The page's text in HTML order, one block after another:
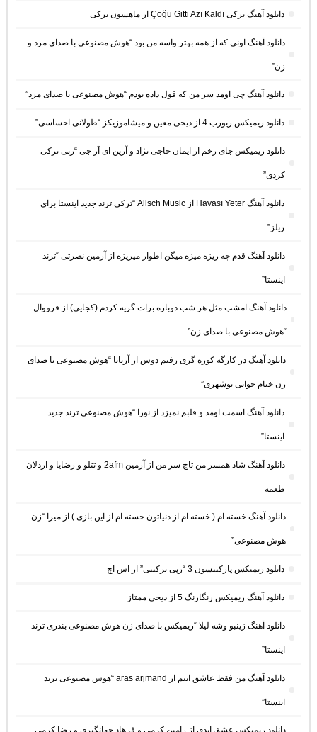
دانلود آهنگ ترکی Çoğu Gitti Azı Kaldı از ماهسون ترکی
دانلود آهنگ اونی که از همه بهتر واسه من بود “هوش مصنوعی با صدای مرد و
زن”
دانلود آهنگ چی اومد سر من که قول داده بودم “هوش مصنوعی با صدای مرد”
دانلود ریمیکس ریورب 4 از دیجی معین و میشاموزیکز “طولانی احساسی”
دانلود ریمیکس جای زخم از ایمان حاجی نژاد و آرین ای آر جی “رپی ترکی
کردی”
دانلود آهنگ Havası Yeter از Alisch Music “ترکی ترند جدید اینستا برای
ریلز”
دانلود آهنگ ﻗﺪم ﭼﻪ رﻳﺰه ﻣﻴﺰه ﻣﻴﮕﻦ اﻃﻮار ﻣﻴﺮﻳﺰه از آرمین نصرتی “ترند
اینستا”
دانلود آهنگ امشب مثل هر شب دوباره برات گریه کردم (کجایی) از فرووال
“هوش مصنوعی با صدای زن”
دانلود آهنگ در کارگه کوزه گری رفتم دوش از آریانا “هوش مصنوعی با صدای
زن خیام خوانی بوشهری”
دانلود آهنگ اسمت اومد و قلبم نمیزد از نورا “هوش مصنوعی ترند جدید
اینستا”
دانلود آهنگ شاد همسر من تاج سر من از آرمین 2afm و تتلو و رضایا و اردلان
طعمه
دانلود آهنگ خسته ام ( خسته ام از دنیاتون خسته ام از این بازی ) از میرا “زن
هوش مصنوعی”
دانلود ریمیکس پارکینسون 3 “رپی ترکیبی” از اس اچ
دانلود آهنگ ریمیکس رنگارنگ 5 از دیجی ممتاز
دانلود آهنگ زینبو وشه لیلا “ریمیکس با صدای زن هوش مصنوعی بندری ترند
اینستا”
دانلود آهنگ من فقط عاشق اینم از aras arjmand “هوش مصنوعی ترند
اینستا”